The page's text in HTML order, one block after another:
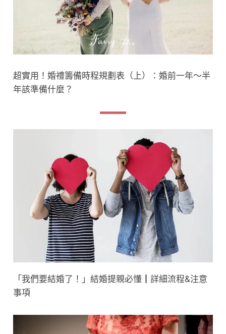
超實用！婚禮籌備時程規劃表（上）：婚前一年～半
年該準備什麼？
「我們要結婚了！」結婚提親必懂┃詳細流程&注意
事項